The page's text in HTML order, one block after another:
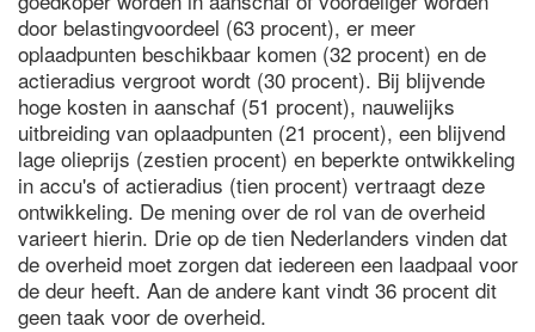
door belastingvoordeel (63 procent), er meer
oplaadpunten beschikbaar komen (32 procent) en de
actieradius vergroot wordt (30 procent). Bij blijvende
hoge kosten in aanschaf (51 procent), nauwelijks
uitbreiding van oplaadpunten (21 procent), een blijvend
lage olieprijs (zestien procent) en beperkte ontwikkeling
in accu's of actieradius (tien procent) vertraagt deze
ontwikkeling. De mening over de rol van de overheid
varieert hierin. Drie op de tien Nederlanders vinden dat
de overheid moet zorgen dat iedereen een laadpaal voor
de deur heeft. Aan de andere kant vindt 36 procent dit
geen taak voor de overheid.